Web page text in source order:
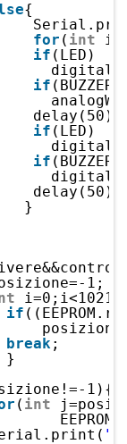
for ( int
if (LED)
if (BUZZER)
if (LED)
if (BUZZER)
delay(50);
}
if
break
}
( int